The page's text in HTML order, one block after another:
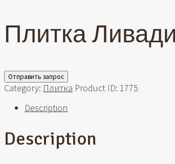
Плитка
Отправить запрос
Category: Плитка Product ID: 1775
Description
Description